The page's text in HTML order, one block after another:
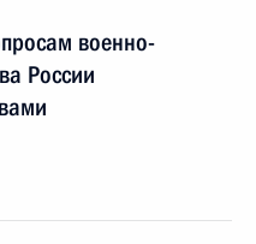
военно-
России